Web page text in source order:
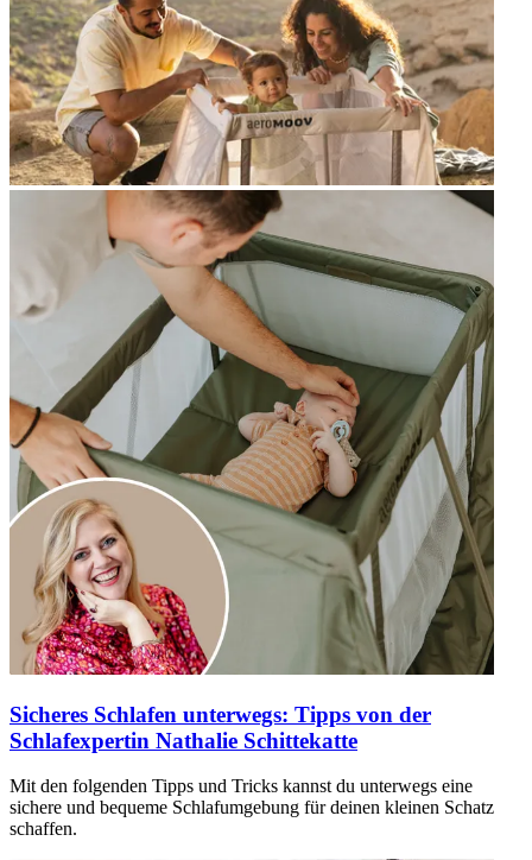
Sicheres Schlafen unterwegs: Tipps von der
Schlafexpertin Nathalie Schittekatte
Mit den folgenden Tipps und Tricks kannst du unterwegs eine
sichere und bequeme Schlafumgebung für deinen kleinen Schatz
schaffen.